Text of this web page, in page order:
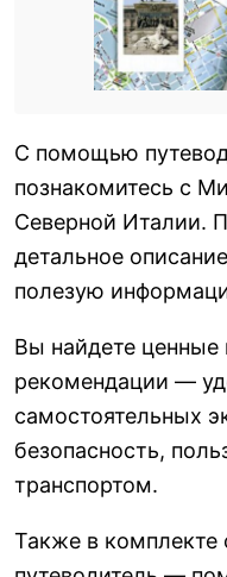
С помощью
познакомитесь с
Северной Италии.
детальное
полезую
Вы найдете ценные
рекомендации —
самостоятельных
безопасность,
транспортом.
Также в комплекте